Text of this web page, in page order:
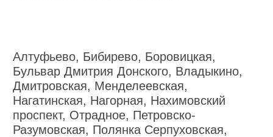
Алтуфьево, Бибирево, Боровицкая,
Бульвар Дмитрия Донского, Владыкино,
Дмитровская, Менделеевская,
Нагатинская, Нагорная, Нахимовский
проспект, Отрадное, Петровско-
Разумовская, Полянка Серпуховская,